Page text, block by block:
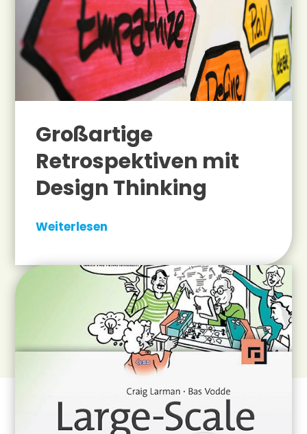
Großartige
Retrospektiven mit
Design Thinking
Weiterlesen